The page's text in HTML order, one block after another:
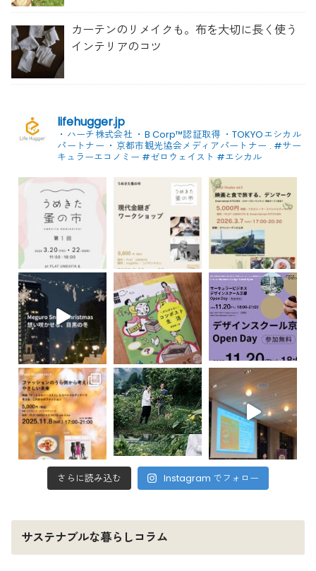
カーテンのリメイクも。布を大切に長く使う
インテリアのコツ
lifehugger.jp
・ハーチ株式会社 ・B Corp™認証取得 ・TOKYOエシカル
パートナー ・京都市観光協会メディアパートナー . #サー
キュラーエコノミー #ゼロウェイスト #エシカル
さらに読み込む Instagram でフォロー
サステナブルな暮らしコラム